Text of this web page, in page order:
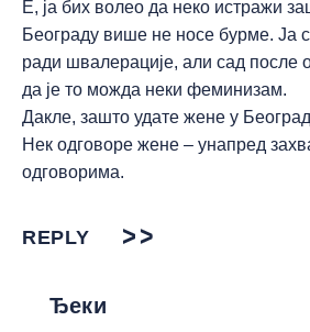
Е, ја бих волео да неко истражи
Београду више не носе бурме. Ја
ради швалерације, али сад после
да је то можда неки феминизам.
Дакле, зашто удате жене у
Нек одговоре жене – унапред
одговорима.
REPLY
Ђеки